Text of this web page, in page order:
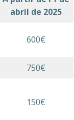
abril de 2025
600€
750€
150€